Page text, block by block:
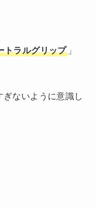
トラルグリップ」
ないように意識し